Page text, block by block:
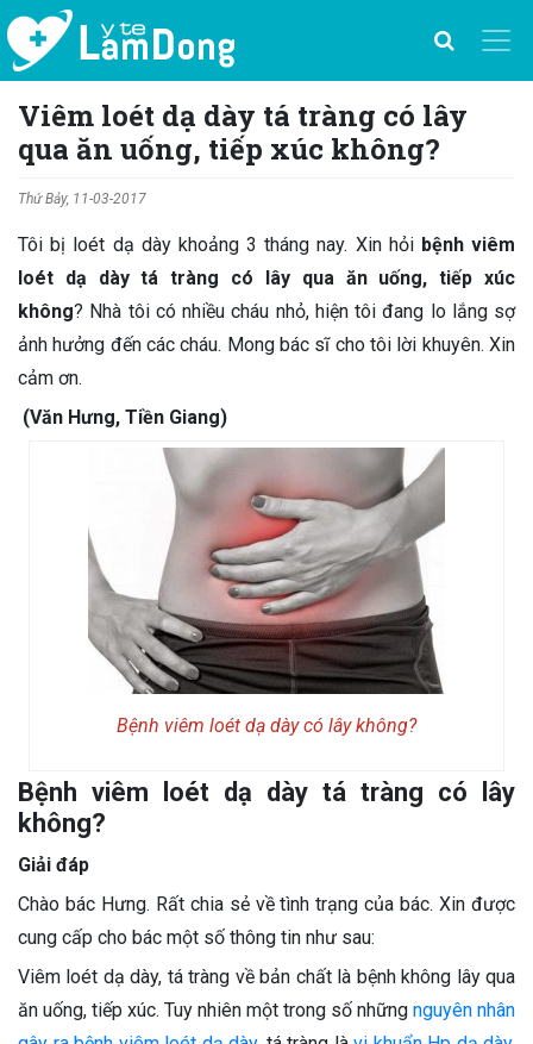
Viêm loét dạ dày tá tràng có lây
qua ăn uống, tiếp xúc không?
Thứ Bảy, 11-03-2017
Tôi bị loét dạ dày khoảng 3 tháng nay. Xin hỏi bệnh viêm
loét dạ dày tá tràng có lây qua ăn uống, tiếp xúc
không? Nhà tôi có nhiều cháu nhỏ, hiện tôi đang lo lắng sợ
ảnh hưởng đến các cháu. Mong bác sĩ cho tôi lời khuyên. Xin
cảm ơn.
(Văn Hưng, Tiền Giang)
Bệnh viêm loét dạ dày có lây không?
Bệnh viêm loét dạ dày tá tràng có lây
không?
Giải đáp
Chào bác Hưng. Rất chia sẻ về tình trạng của bác. Xin được
cung cấp cho bác một số thông tin như sau:
Viêm loét dạ dày, tá tràng về bản chất là bệnh không lây qua
ăn uống, tiếp xúc. Tuy nhiên một trong số những nguyên nhân